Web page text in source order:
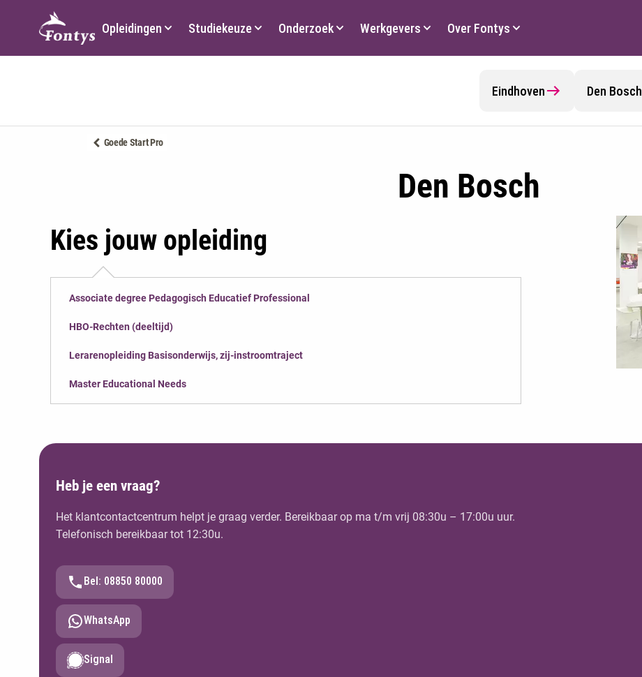
Hoofdmenu
Opleidingen Studiekeuze Onderzoek Werkgevers Over Fontys
Eindhoven Den Bosch
Goede Start Pro
Den Bosch
Kies jouw opleiding
Associate degree Pedagogisch Educatief Professional
HBO-Rechten (deeltijd)
Lerarenopleiding Basisonderwijs, zij-instroomtraject
Master Educational Needs
Heb je een vraag?
Het klantcontactcentrum helpt je graag verder. Bereikbaar op ma t/m vrij 08:30u – 17:00u uur.
Telefonisch bereikbaar tot 12:30u.
Bel: 08850 80000
WhatsApp
Signal